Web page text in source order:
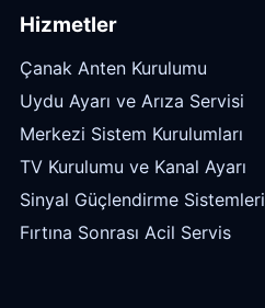
Hizmetler
Çanak Anten Kurulumu
Uydu Ayarı ve Arıza Servisi
Merkezi Sistem Kurulumları
TV Kurulumu ve Kanal Ayarı
Sinyal Güçlendirme Sistemleri
Fırtına Sonrası Acil Servis